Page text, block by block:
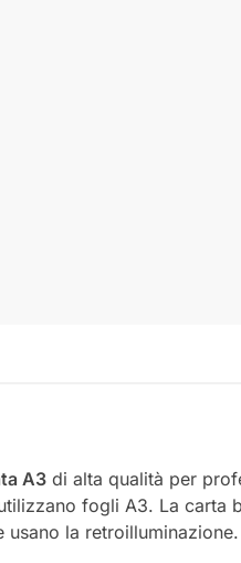
A3di alta qualità per
fogli A3. La carta
la retroilluminazione.